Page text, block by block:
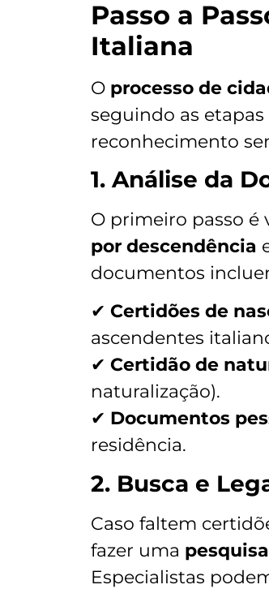
Passo a
Italiana
O processo de
seguindo as
reconhecimento
1. Análise da
O primeiro passo é
por descendência
documentos
✔ Certidões de
ascendentes
✔ Certidão de
naturalização).
✔ Documentos
residência.
2. Busca e
Caso faltem
fazer uma
Especialistas